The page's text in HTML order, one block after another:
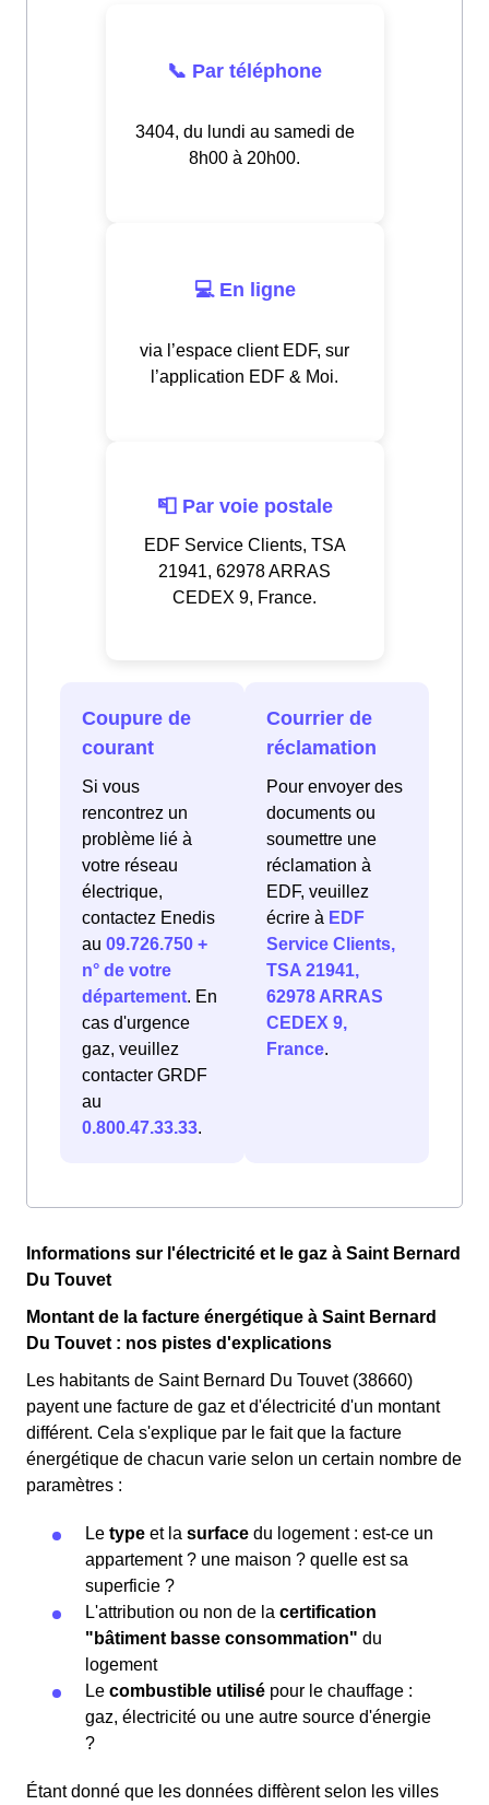
📞 Par téléphone
3404, du lundi au samedi de
8h00 à 20h00.
💻 En ligne
via l’espace client EDF, sur
l’application EDF & Moi.
📮 Par voie postale
EDF Service Clients, TSA
21941, 62978 ARRAS
CEDEX 9, France.
Coupure de
courant
Si vous
rencontrez un
problème lié à
votre réseau
électrique,
contactez Enedis
au 09.726.750 +
n° de votre
département. En
cas d'urgence
gaz, veuillez
contacter GRDF
au
0.800.47.33.33.
Courrier de
réclamation
Pour envoyer des
documents ou
soumettre une
réclamation à
EDF, veuillez
écrire à EDF
Service Clients,
TSA 21941,
62978 ARRAS
CEDEX 9,
France.
Informations sur l'électricité et le gaz à Saint Bernard
Du Touvet
Montant de la facture énergétique à Saint Bernard
Du Touvet : nos pistes d'explications
Les habitants de Saint Bernard Du Touvet (38660)
payent une facture de gaz et d'électricité d'un montant
différent. Cela s'explique par le fait que la facture
énergétique de chacun varie selon un certain nombre de
paramètres :
Le type et la surface du logement : est-ce un
appartement ? une maison ? quelle est sa
superficie ?
L'attribution ou non de la certification
"bâtiment basse consommation" du
logement
Le combustible utilisé pour le chauffage :
gaz, électricité ou une autre source d'énergie
?
Étant donné que les données diffèrent selon les villes